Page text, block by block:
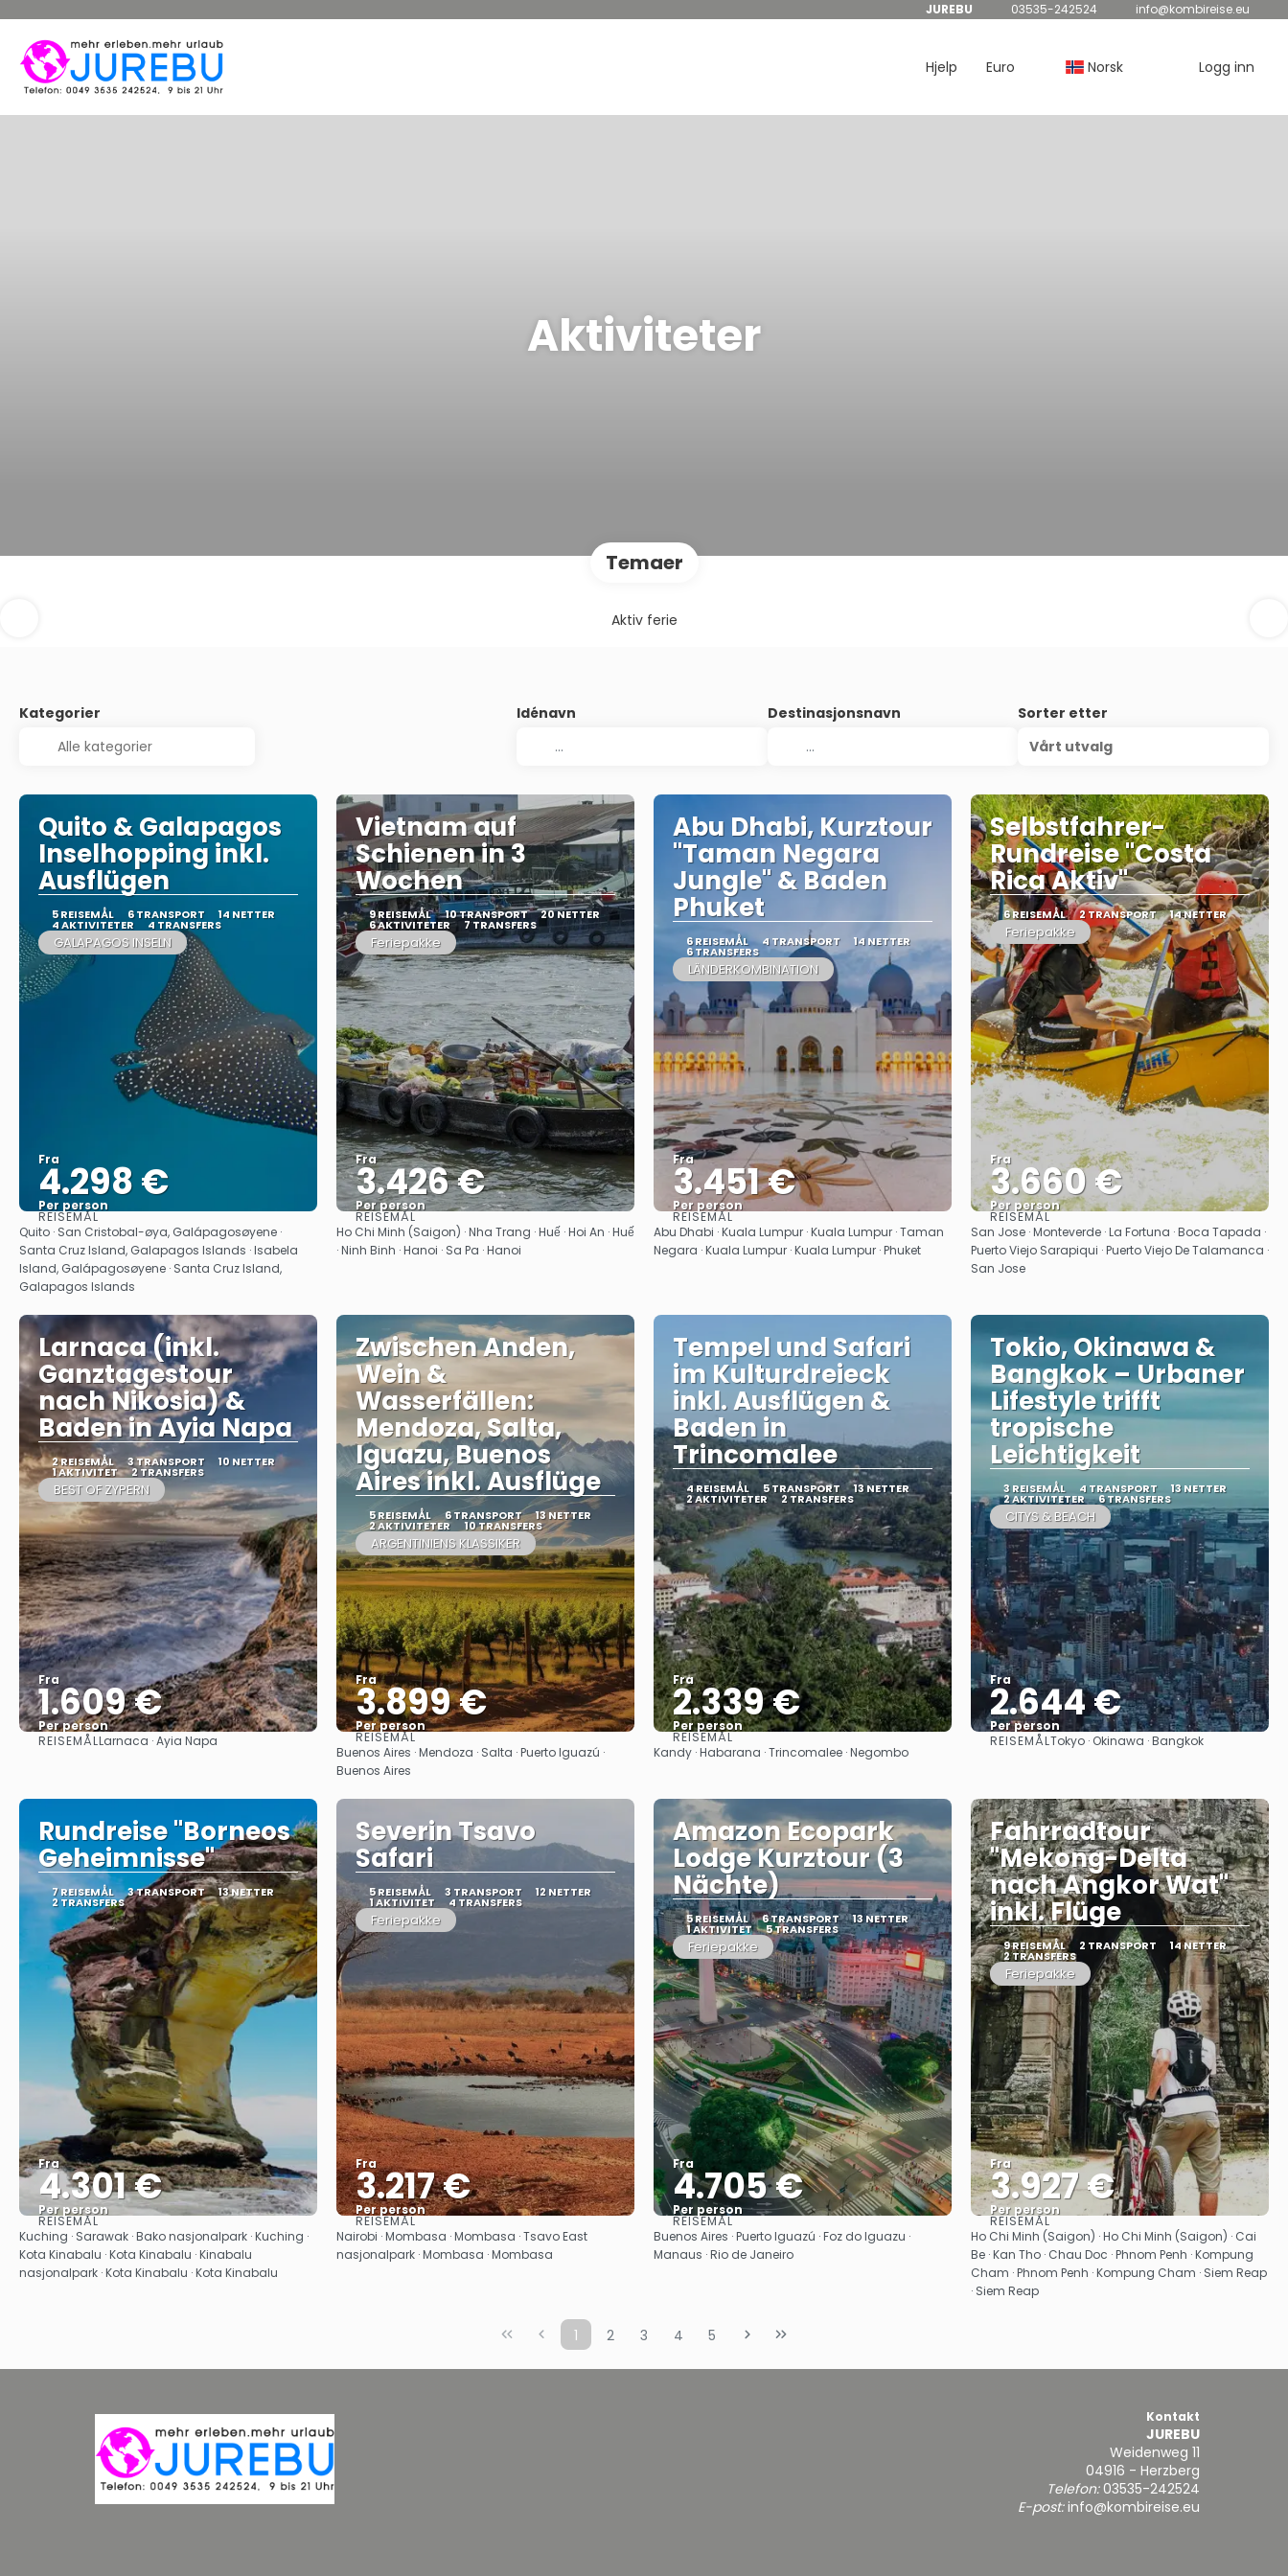
JUREBU 03535-242524 info@kombireise.eu
Hjelp Euro Norsk Logg inn
Aktiviteter
Temaer
Aktiv ferie
Kategorier Idénavn Destinasjonsnavn
Sorter etter
Vårt utvalg
Quito & Galapagos
Inselhopping inkl.
Ausflügen
5 REISEMÅL 6 TRANSPORT 14 NETTER
4 AKTIVITETER 4 TRANSFERS
GALAPAGOS INSELN
Fra
4.298 €
Per person
Se
REISEMÅL
Quito · San Cristobal-øya, Galápagosøyene ·
Santa Cruz Island, Galapagos Islands · Isabela
Island, Galápagosøyene · Santa Cruz Island,
Galapagos Islands
Vietnam auf
Schienen in 3
Wochen
9 REISEMÅL 10 TRANSPORT 20 NETTER
6 AKTIVITETER 7 TRANSFERS
Feriepakke
Fra
3.426 €
Per person
Se
REISEMÅL
Ho Chi Minh (Saigon) · Nha Trang · Huế · Hoi An · Huế
· Ninh Binh · Hanoi · Sa Pa · Hanoi
Abu Dhabi, Kurztour
"Taman Negara
Jungle" & Baden
Phuket
6 REISEMÅL 4 TRANSPORT 14 NETTER
6 TRANSFERS
LÄNDERKOMBINATION
Fra
3.451 €
Per person
Se
REISEMÅL
Abu Dhabi · Kuala Lumpur · Kuala Lumpur · Taman
Negara · Kuala Lumpur · Kuala Lumpur · Phuket
Selbstfahrer-
Rundreise "Costa
Rica Aktiv"
6 REISEMÅL 2 TRANSPORT 14 NETTER
Feriepakke
Fra
3.660 €
Per person
Se
REISEMÅL
San Jose · Monteverde · La Fortuna · Boca Tapada ·
Puerto Viejo Sarapiqui · Puerto Viejo De Talamanca ·
San Jose
Larnaca (inkl.
Ganztagestour
nach Nikosia) &
Baden in Ayia Napa
2 REISEMÅL 3 TRANSPORT 10 NETTER
1 AKTIVITET 2 TRANSFERS
BEST OF ZYPERN
Fra
1.609 €
Per person
Se
REISEMÅLLarnaca · Ayia Napa
Zwischen Anden,
Wein &
Wasserfällen:
Mendoza, Salta,
Iguazu, Buenos
Aires inkl. Ausflüge
5 REISEMÅL 6 TRANSPORT 13 NETTER
2 AKTIVITETER 10 TRANSFERS
ARGENTINIENS KLASSIKER
Fra
3.899 €
Per person
Se
REISEMÅL
Buenos Aires · Mendoza · Salta · Puerto Iguazú ·
Buenos Aires
Tempel und Safari
im Kulturdreieck
inkl. Ausflügen &
Baden in
Trincomalee
4 REISEMÅL 5 TRANSPORT 13 NETTER
2 AKTIVITETER 2 TRANSFERS
Fra
2.339 €
Per person
Se
REISEMÅL
Kandy · Habarana · Trincomalee · Negombo
Tokio, Okinawa &
Bangkok – Urbaner
Lifestyle trifft
tropische
Leichtigkeit
3 REISEMÅL 4 TRANSPORT 13 NETTER
2 AKTIVITETER 6 TRANSFERS
CITYS & BEACH
Fra
2.644 €
Per person
Se
REISEMÅLTokyo · Okinawa · Bangkok
Rundreise "Borneos
Geheimnisse"
7 REISEMÅL 3 TRANSPORT 13 NETTER
2 TRANSFERS
Fra
4.301 €
Per person
Se
REISEMÅL
Kuching · Sarawak · Bako nasjonalpark · Kuching ·
Kota Kinabalu · Kota Kinabalu · Kinabalu
nasjonalpark · Kota Kinabalu · Kota Kinabalu
Severin Tsavo
Safari
5 REISEMÅL 3 TRANSPORT 12 NETTER
1 AKTIVITET 4 TRANSFERS
Feriepakke
Fra
3.217 €
Per person
Se
REISEMÅL
Nairobi · Mombasa · Mombasa · Tsavo East
nasjonalpark · Mombasa · Mombasa
Amazon Ecopark
Lodge Kurztour (3
Nächte)
5 REISEMÅL 6 TRANSPORT 13 NETTER
1 AKTIVITET 5 TRANSFERS
Feriepakke
Fra
4.705 €
Per person
Se
REISEMÅL
Buenos Aires · Puerto Iguazú · Foz do Iguazu ·
Manaus · Rio de Janeiro
Fahrradtour
"Mekong-Delta
nach Angkor Wat"
inkl. Flüge
9 REISEMÅL 2 TRANSPORT 14 NETTER
2 TRANSFERS
Feriepakke
Fra
3.927 €
Per person
Se
REISEMÅL
Ho Chi Minh (Saigon) · Ho Chi Minh (Saigon) · Cai
Be · Kan Tho · Chau Doc · Phnom Penh · Kompung
Cham · Phnom Penh · Kompung Cham · Siem Reap
· Siem Reap
1 2 3 4 5
Kontakt
JUREBU
Weidenweg 11
04916 - Herzberg
Telefon:03535-242524
E-post:info@kombireise.eu